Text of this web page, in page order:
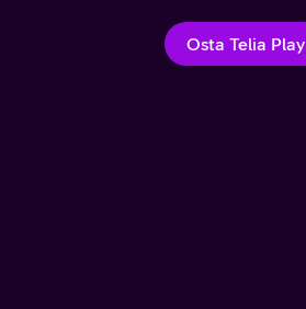
Osta Telia Play